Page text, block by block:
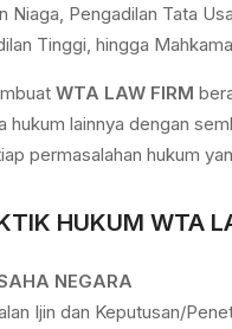
Niaga, Pengadilan Tata
Tinggi, hingga
WTA LAW FIRM
hukum lainnya dengan
permasalahan hukum
HUKUM WTA
NEGARA
Ijin dan Keputusan/